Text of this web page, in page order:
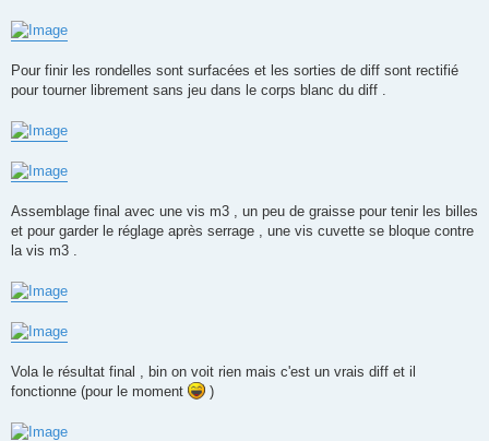
Pour finir les rondelles sont surfacées et les sorties de diff sont rectifié
pour tourner librement sans jeu dans le corps blanc du diff .
Assemblage final avec une vis m3 , un peu de graisse pour tenir les billes
et pour garder le réglage après serrage , une vis cuvette se bloque contre
la vis m3 .
Vola le résultat final , bin on voit rien mais c'est un vrais diff et il
fonctionne (pour le moment
)